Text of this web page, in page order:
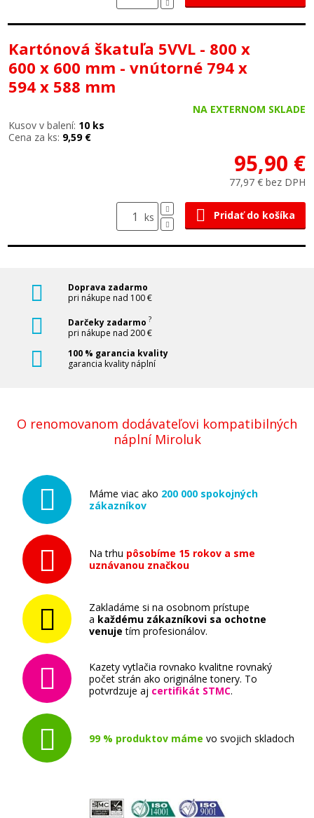
Kartónová škatuľa 5VVL - 800 x
600 x 600 mm - vnútorné 794 x
594 x 588 mm
NA EXTERNOM SKLADE
Kusov v balení: 10 ks
Cena za ks: 9,59 €
95,90 €
77,97 € bez DPH
ks Pridať do košíka
Doprava zadarmo
pri nákupe nad 100 €
Darčeky zadarmo ?
pri nákupe nad 200 €
100 % garancia kvality
garancia kvality náplní
O renomovanom dodávateľovi kompatibilných
náplní Miroluk
Máme viac ako 200 000 spokojných
zákazníkov
Na trhu pôsobíme 15 rokov a sme
uznávanou značkou
Zakladáme si na osobnom prístupe
a každému zákazníkovi sa ochotne
venuje tím profesionálov.
Kazety vytlačia rovnako kvalitne rovnaký
počet strán ako originálne tonery. To
potvrdzuje aj certifikát STMC.
99 % produktov máme vo svojich skladoch